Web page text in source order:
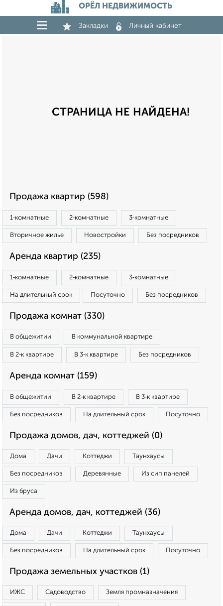
ОРЁЛ НЕДВИЖИМОСТЬ
Закладки Личный кабинет
СТРАНИЦА НЕ НАЙДЕНА!
Продажа квартир (598)
1‑комнатные 2‑комнатные 3‑комнатные
Вторичное жилье Новостройки Без посредников
Аренда квартир (235)
1‑комнатные 2‑комнатные 3‑комнатные
На длительный срок Посуточно Без посредников
Продажа комнат (330)
В общежитии В коммунальной квартире
В 2‑к квартире В 3‑к квартире Без посредников
Аренда комнат (159)
В общежитии В 2‑к квартире В 3‑к квартире
Без посредников На длительный срок Посуточно
Продажа домов, дач, коттеджей (0)
Дома Дачи Коттеджи Таунхаусы
Без посредников Деревянные Из сип панелей
Из бруса
Аренда домов, дач, коттеджей (36)
Дома Дачи Коттеджи Таунхаусы
Без посредников На длительный срок Посуточно
Продажа земельных участков (1)
ИЖС Садоводство Земля промназначения